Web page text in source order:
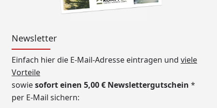
Newsletter
Einfach hier die E-Mail-Adresse eintragen und viele
Vorteile
sowiesofort einen 5,00 € Newslettergutschein *
per E-Mail sichern: